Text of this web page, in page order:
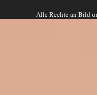
Alle Rechte an Bild